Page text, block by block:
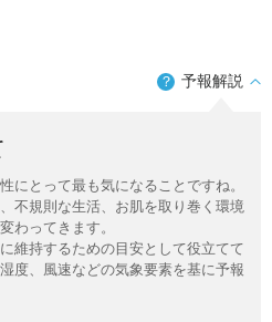
？ 予報解説
にとって最も気になることですね。
不規則な生活、お肌を取り巻く環境
わってきます。
維持するための目安として役立てて
度、風速などの気象要素を基に予報